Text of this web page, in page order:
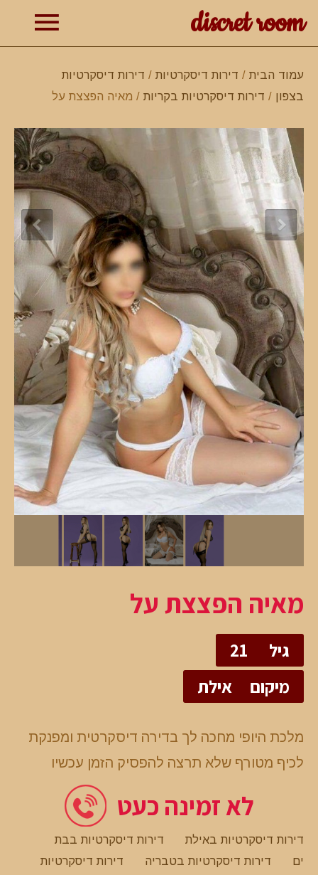
discret room
עמוד הבית / דירות דיסקרטיות / דירות דיסקרטיות
בצפון / דירות דיסקרטיות בקריות / מאיה הפצצת על
מאיה הפצצת על
גיל
21
מיקום
אילת
מלכת היופי מחכה לך בדירה דיסקרטית ומפנקת
לכיף מטורף שלא תרצה להפסיק הזמן עכשיו
לא זמינה כעט
דירות דיסקרטיות באילת
דירות דיסקרטיות בבת
ים
דירות דיסקרטיות בטבריה
דירות דיסקרטיות